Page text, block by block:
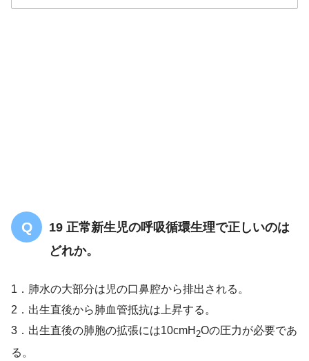
19 正常新生児の呼吸循環生理で正しいのは
どれか。
1．肺水の大部分は児の口鼻腔から排出される。
2．出生直後から肺血管抵抗は上昇する。
3．出生直後の肺胞の拡張には10cmH 2Oの圧力が必要であ
る。